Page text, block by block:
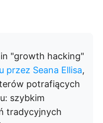
"growth hacking"
przez Seana Ellisa,
potrafiących
szybkim
tradycyjnych